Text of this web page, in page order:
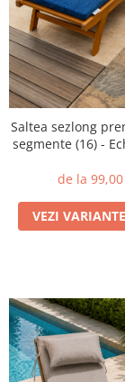
Saltea sezlong
segmente (16) -
de la
VEZI VARIANTE